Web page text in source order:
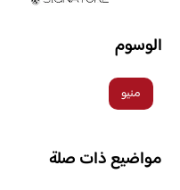
الوسوم
منيو
مواضيع ذات صلة